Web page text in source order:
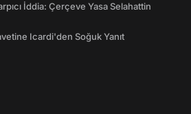
İddia: Çerçeve Yasa Selahattin
Icardi'den Soğuk Yanıt